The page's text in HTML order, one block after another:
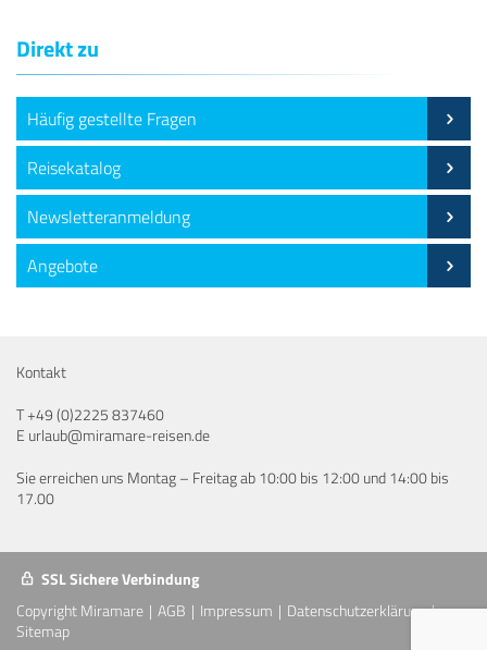
Direkt zu
Häufig gestellte Fragen
Reisekatalog
Newsletteranmeldung
Angebote
Kontakt
T+49 (0)2225 837460
E urlaub@miramare-reisen.de
Sie erreichen uns Montag – Freitag ab 10:00 bis 12:00 und 14:00 bis
17.00
SSL Sichere Verbindung
Copyright Miramare
AGB Impressum
Datenschutzerklärung
Sitemap